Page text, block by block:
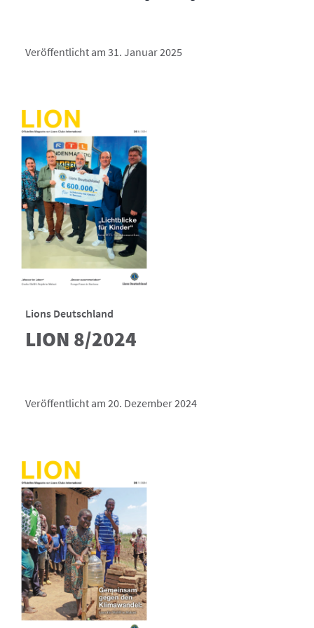
Veröffentlicht am 31. Januar 2025
Lions Deutschland
LION 8/2024
Veröffentlicht am 20. Dezember 2024